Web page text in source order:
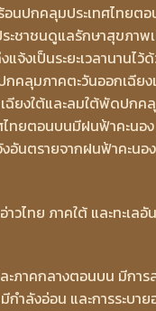
นปกคลุมประเทศไทยต
ชาชนดูแลรักษาสุขภา
จ้งเป็นระยะเวลานานไ
กคลุมภาคตะวันออกเฉี
งใต้และลมใต้พัดปกค
ทยตอนบนมีฝนฟ้าคะนอ
นตรายจากฝนฟ้าคะนอ
ไทย ภาคใต้ และทะเล
ะภาคกลางตอนบน มีก
ลังอ่อน และการระบา